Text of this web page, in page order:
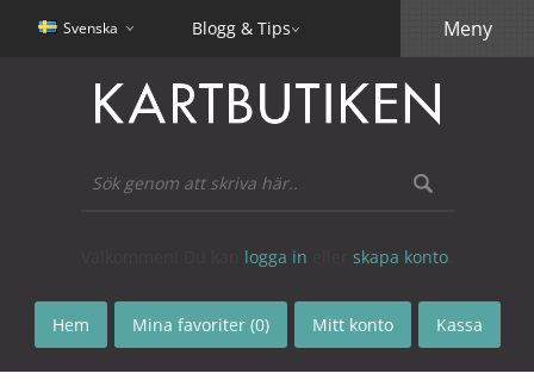
Svenska Blogg & Tips
logga in skapa konto
Hem Mina favoriter (0) Mitt konto Kassa
Meny